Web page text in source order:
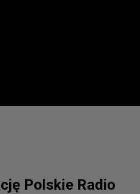
Polskie Radio